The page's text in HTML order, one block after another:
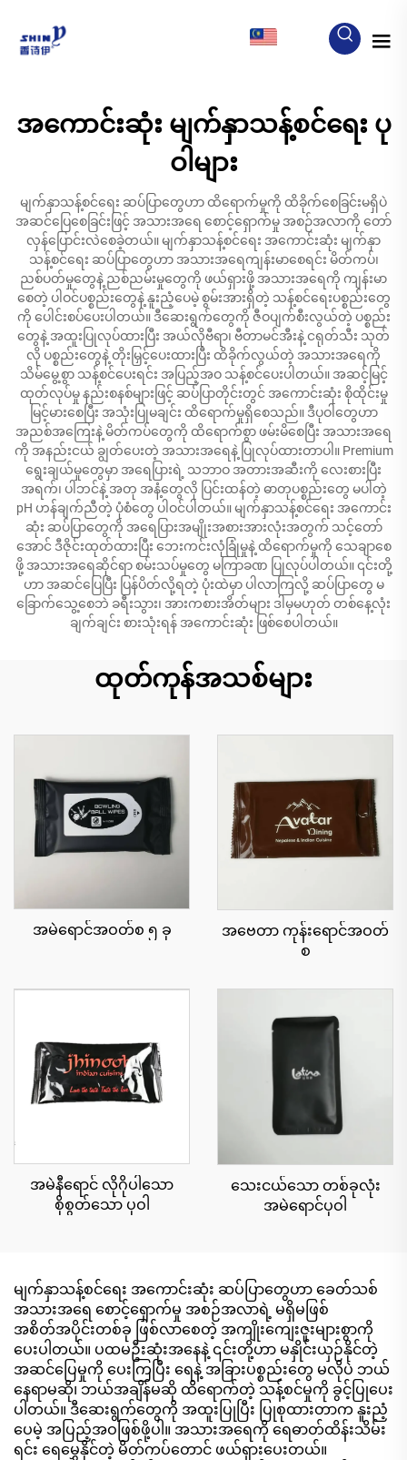
အကောင်းဆုံး မျက်နှာသန့်စင်ရေး ပု
ဝါများ
မျက်နှာသန့်စင်ရေး ဆပ်ပြာတွေဟာ ထိရောက်မှုကို ထိခိုက်စေခြင်းမရှိပဲ
အဆင်ပြေစေခြင်းဖြင့် အသားအရေ စောင့်ရှောက်မှု အစဉ်အလာကို တော်
လှန်ပြောင်းလဲစေခဲ့တယ်။ မျက်နှာသန့်စင်ရေး အကောင်းဆုံး မျက်နှာ
သန့်စင်ရေး ဆပ်ပြာတွေဟာ အသားအရေကျန်းမာစေရင်း မိတ်ကပ်၊
ညစ်ပတ်မှုတွေနဲ့ ညစ်ညမ်းမှုတွေကို ဖယ်ရှားဖို့ အသားအရေကို ကျန်းမာ
စေတဲ့ ပါဝင်ပစ္စည်းတွေနဲ့ နူးညံ့ပေမဲ့ စွမ်းအားရှိတဲ့ သန့်စင်ရေးပစ္စည်းတွေ
ကို ပေါင်းစပ်ပေးပါတယ်။ ဒီဆေးရွက်တွေကို ဇီဝပျက်စီးလွယ်တဲ့ ပစ္စည်း
တွေနဲ့ အထူးပြုလုပ်ထားပြီး အယ်လိုဗီရာ၊ ဗီတာမင်အီးနဲ့ ငရုတ်သီး သုတ်
လို ပစ္စည်းတွေနဲ့ တိုးမြှင့်ပေးထားပြီး ထိခိုက်လွယ်တဲ့ အသားအရေကို
သိမ်မွေ့စွာ သန့်စင်ပေးရင်း အပြည့်အဝ သန့်စင်ပေးပါတယ်။ အဆင့်မြင့်
ထုတ်လုပ်မှု နည်းစနစ်များဖြင့် ဆပ်ပြာတိုင်းတွင် အကောင်းဆုံး စိုထိုင်းမှု
မြင့်မားစေပြီး အသုံးပြုမချင်း ထိရောက်မှုရှိစေသည်။ ဒီပုဝါတွေဟာ
အညစ်အကြေးနဲ့ မိတ်ကပ်တွေကို ထိရောက်စွာ ဖမ်းမိစေပြီး အသားအရေ
ကို အနည်းငယ် ချွတ်ပေးတဲ့ အသားအရေနဲ့ ပြုလုပ်ထားတာပါ။ Premium
ရွေးချယ်မှုတွေမှာ အရေပြားရဲ့ သဘာဝ အတားအဆီးကို လေးစားပြီး
အရက်၊ ပါဘင်နဲ့ အတု အနံ့တွေလို ပြင်းထန်တဲ့ ဓာတုပစ္စည်းတွေ မပါတဲ့
pH ဟန်ချက်ညီတဲ့ ပုံစံတွေ ပါဝင်ပါတယ်။ မျက်နှာသန့်စင်ရေး အကောင်း
ဆုံး ဆပ်ပြာတွေကို အရေပြားအမျိုးအစားအားလုံးအတွက် သင့်တော်
အောင် ဒီဇိုင်းထုတ်ထားပြီး ဘေးကင်းလုံခြုံမှုနဲ့ ထိရောက်မှုကို သေချာစေ
ဖို့ အသားအရေဆိုင်ရာ စမ်းသပ်မှုတွေ မကြာခဏ ပြုလုပ်ပါတယ်။ ၎င်းတို့
ဟာ အဆင်ပြေပြီး ပြန်ပိတ်လို့ရတဲ့ ပုံးထဲမှာ ပါလာကြလို့ ဆပ်ပြာတွေ မ
ခြောက်သွေ့စေဘဲ ခရီးသွား၊ အားကစားအိတ်များ ဒါမှမဟုတ် တစ်နေ့လုံး
ချက်ချင်း စားသုံးရန် အကောင်းဆုံး ဖြစ်စေပါတယ်။
ထုတ်ကုန်အသစ်များ
အမဲရောင်အဝတ်စ ၅ ခု
အဗေတာ ကုန်းရောင်အဝတ်
စ
အမဲနီရောင် လိုဂိုပါသော
စိုစွတ်သော ပုဝါ
သေးငယ်သော တစ်ခုလုံး
အမဲရောင်ပုဝါ
မျက်နှာသန့်စင်ရေး အကောင်းဆုံး ဆပ်ပြာတွေဟာ ခေတ်သစ်
အသားအရေ စောင့်ရှောက်မှု အစဉ်အလာရဲ့ မရှိမဖြစ်
အစိတ်အပိုင်းတစ်ခု ဖြစ်လာစေတဲ့ အကျိုးကျေးဇူးများစွာကို
ပေးပါတယ်။ ပထမဦးဆုံးအနေနဲ့ ၎င်းတို့ဟာ မနှိုင်းယှဉ်နိုင်တဲ့
အဆင်ပြေမှုကို ပေးကြပြီး ရေနဲ့ အခြားပစ္စည်းတွေ မလိုပဲ ဘယ်
နေရာမဆို၊ ဘယ်အချိန်မဆို ထိရောက်တဲ့ သန့်စင်မှုကို ခွင့်ပြုပေး
ပါတယ်။ ဒီဆေးရွက်တွေကို အထူးပြုပြီး ပြုစုထားတာက နူးညံ့
ပေမဲ့ အပြည့်အဝဖြစ်ဖို့ပါ။ အသားအရေကို ရေဓာတ်ထိန်းသိမ်း
ရင်း ရေမွှေနိုင်တဲ့ မိတ်ကပ်တောင် ဖယ်ရှားပေးတယ်။